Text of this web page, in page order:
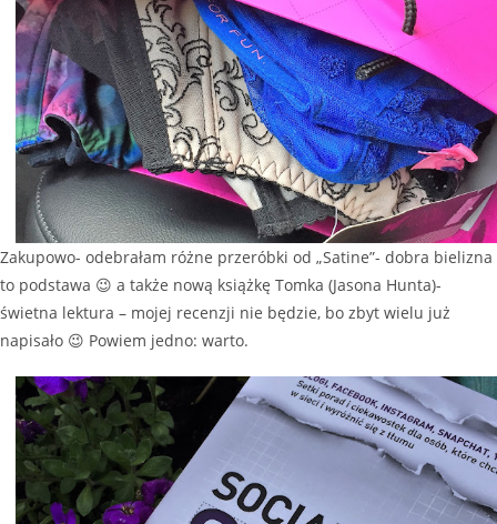
Zakupowo- odebrałam różne przeróbki od „Satine”- dobra bielizna
to podstawa 😉 a także nową książkę Tomka (Jasona Hunta)-
świetna lektura – mojej recenzji nie będzie, bo zbyt wielu już
napisało 😉 Powiem jedno: warto.